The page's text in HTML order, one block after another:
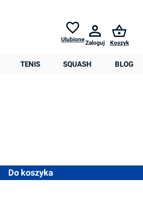
UlubioneZaloguj Koszyk
TENIS SQUASH BLOG
aby zwiększyć lub zmniejszyć
Do koszyka